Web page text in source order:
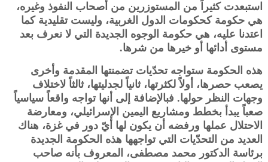
استبعدت كثيراً من المستوزرين من أصحاب النفوذ وغيره،
هي حكومة كحكومات الدول الغربية، وليست تقليدية كما
اعتدنا عليه، هي حكومة الوجوه الجديدة التي لا نعرف بعد
مستوى أدائها أو خيرها من شرها.
هذه الحكومة ستواجه تحدّيات تضمنتها المقدمة وأخرى
يصعب حصرها، أولاً لكثرتها، ثانياً لجدليتها، ثالثاً لاختلاف
وجهات النظر حولها. فبالإضافة إلى أنها تواجه واقعاً سياسياً
صعباً يبدأ بخطط ومشاريع اليمين الإسرائيلي، ومعارضة
الاحتلال عملها ورفضه أن يكون لها أيّ دور في غزة، هناك
العديد من التحدّيات التي تواجهها هذه الحكومة الجديدة
برئاسة الدكتور محمد مصطفى، المعروف بأنه صاحب